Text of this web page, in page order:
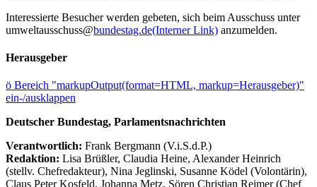
Interessierte Besucher werden gebeten, sich beim Ausschuss unter
umweltausschuss@bundestag.de(Interner Link) anzumelden.
Herausgeber
ö Bereich "markupOutput(format=HTML, markup=Herausgeber)"
ein-/ausklappen
Deutscher Bundestag, Parlamentsnachrichten
Verantwortlich: Frank Bergmann (V.i.S.d.P.)
Redaktion: Lisa Brüßler, Claudia Heine, Alexander Heinrich
(stellv. Chefredakteur), Nina Jeglinski, Susanne Ködel (Volontärin),
Claus Peter Kosfeld, Johanna Metz, Sören Christian Reimer (Chef